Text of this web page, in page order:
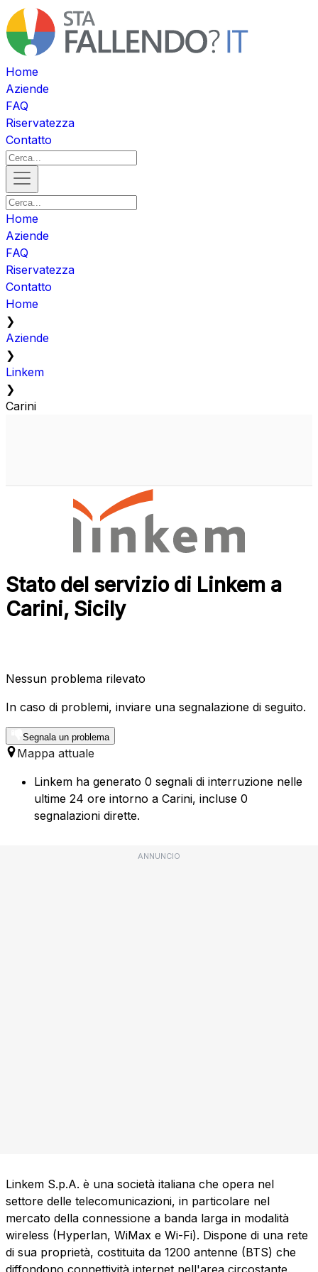
Home
Aziende
FAQ
Riservatezza
Contatto
Home
Aziende
FAQ
Riservatezza
Contatto
Home
❯
Aziende
❯
Linkem
❯
Carini
Stato del servizio di Linkem a
Carini, Sicily
Nessun problema rilevato
In caso di problemi, inviare una segnalazione di seguito.
Segnala un problema
Mappa attuale
Linkem ha generato 0 segnali di interruzione nelle
ultime 24 ore intorno a Carini, incluse 0
segnalazioni dirette.
ANNUNCIO
Linkem S.p.A. è una società italiana che opera nel
settore delle telecomunicazioni, in particolare nel
mercato della connessione a banda larga in modalità
wireless (Hyperlan, WiMax e Wi-Fi). Dispone di una rete
di sua proprietà, costituita da 1200 antenne (BTS) che